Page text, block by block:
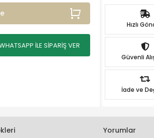
İLE SİPARİŞ VER
Hızlı
Güvenli
İade ve
Yorumlar